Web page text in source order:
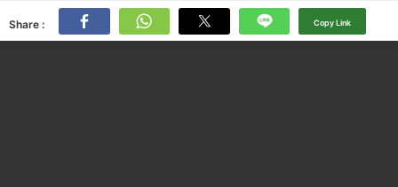
Share : Copy Link